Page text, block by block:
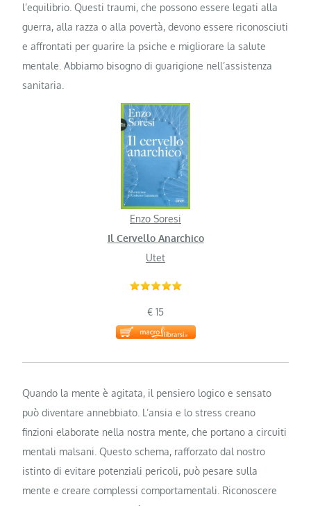
l’equilibrio. Questi traumi, che possono essere legati alla
guerra, alla razza o alla povertà, devono essere riconosciuti
e affrontati per guarire la psiche e migliorare la salute
mentale. Abbiamo bisogno di guarigione nell’assistenza
sanitaria.
Enzo Soresi
Il Cervello Anarchico
Utet
€ 15
Quando la mente è agitata, il pensiero logico e sensato
può diventare annebbiato. L’ansia e lo stress creano
finzioni elaborate nella nostra mente, che portano a circuiti
mentali malsani. Questo schema, rafforzato dal nostro
istinto di evitare potenziali pericoli, può pesare sulla
mente e creare complessi comportamentali. Riconoscere